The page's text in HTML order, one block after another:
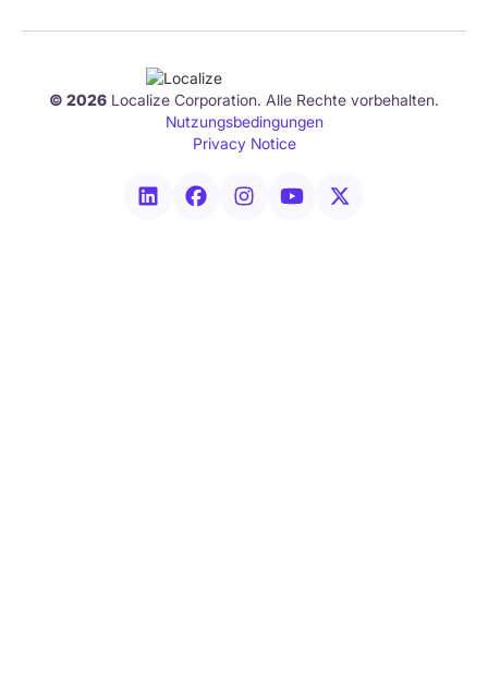
© 2026 Localize Corporation. Alle Rechte vorbehalten.
Nutzungsbedingungen
Privacy Notice